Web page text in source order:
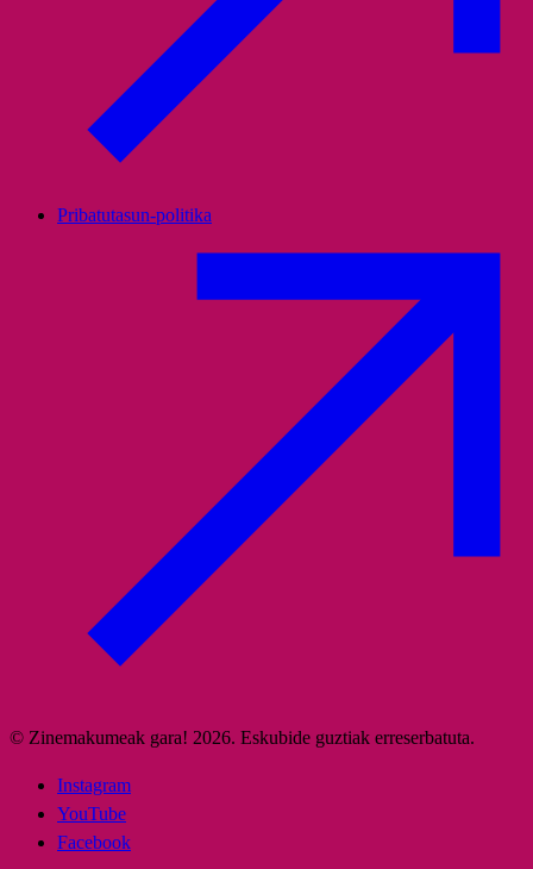
Pribatutasun-politika
© Zinemakumeak gara! 2026. Eskubide guztiak erreserbatuta.
Instagram
YouTube
Facebook